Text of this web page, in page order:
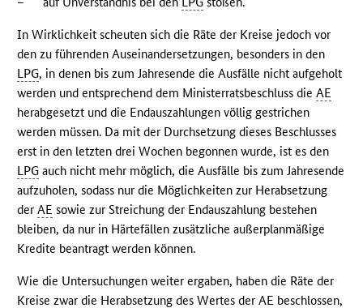
In Wirklichkeit scheuten sich die Räte der Kreise jedoch vor
den zu führenden Auseinandersetzungen, besonders in den
LPG, in denen bis zum Jahresende die Ausfälle nicht aufgeholt
werden und entsprechend dem Ministerratsbeschluss dieAE
herabgesetzt und die Endauszahlungen völlig gestrichen
werden müssen. Da mit der Durchsetzung dieses Beschlusses
erst in den letzten drei Wochen begonnen wurde, ist es den
LPG auch nicht mehr möglich, die Ausfälle bis zum Jahresende
aufzuholen, sodass nur die Möglichkeiten zur Herabsetzung
derAE sowie zur Streichung der Endauszahlung bestehen
bleiben, da nur in Härtefällen zusätzliche außerplanmäßige
Kredite beantragt werden können.
Wie die Untersuchungen weiter ergaben, haben die Räte der
Kreise zwar die Herabsetzung des Wertes derAE beschlossen,